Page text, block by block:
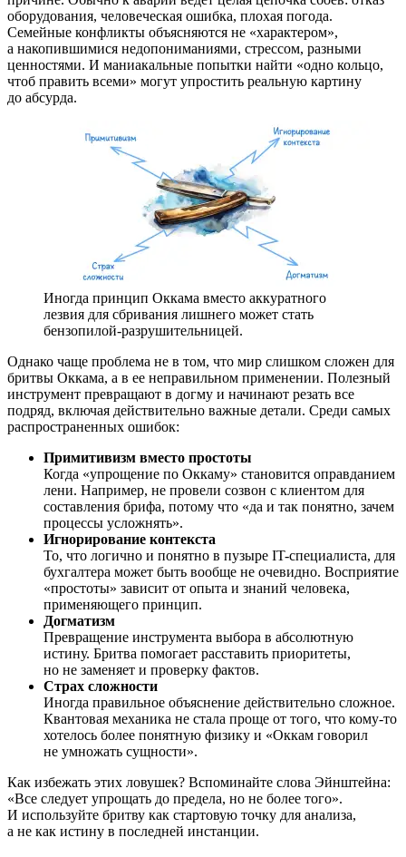
оборудования, человеческая ошибка, плохая погода.
Семейные конфликты объясняются не «характером»,
а накопившимися недопониманиями, стрессом, разными
ценностями. И маниакальные попытки найти «одно кольцо,
чтоб править всеми» могут упростить реальную картину
до абсурда.
Иногда принцип Оккама вместо аккуратного
лезвия для сбривания лишнего может стать
бензопилой-разрушительницей.
Однако чаще проблема не в том, что мир слишком сложен для
бритвы Оккама, а в ее неправильном применении. Полезный
инструмент превращают в догму и начинают резать все
подряд, включая действительно важные детали. Среди самых
распространенных ошибок:
Примитивизм вместо простоты
Когда «упрощение по Оккаму» становится оправданием
лени. Например, не провели созвон с клиентом для
составления брифа, потому что «да и так понятно, зачем
процессы усложнять».
Игнорирование контекста
То, что логично и понятно в пузыре IT-специалиста, для
бухгалтера может быть вообще не очевидно. Восприятие
«простоты» зависит от опыта и знаний человека,
применяющего принцип.
Догматизм
Превращение инструмента выбора в абсолютную
истину. Бритва помогает расставить приоритеты,
но не заменяет и проверку фактов.
Страх сложности
Иногда правильное объяснение действительно сложное.
Квантовая механика не стала проще от того, что кому-то
хотелось более понятную физику и «Оккам говорил
не умножать сущности».
Как избежать этих ловушек? Вспоминайте слова Эйнштейна:
«Все следует упрощать до предела, но не более того».
И используйте бритву как стартовую точку для анализа,
а не как истину в последней инстанции.